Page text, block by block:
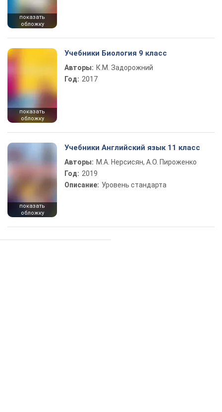
показать
обложку
показать
обложку
Учебники Биология 9 класс
Авторы: К.М. Задорожний
Год: 2017
показать
обложку
Учебники Английский язык 11 класс
Авторы: М.А. Нерсисян, А.О. Пироженко
Год: 2019
Описание: Уровень стандарта